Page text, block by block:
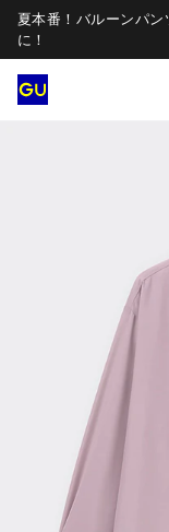
夏本番！バルーンパ
に！